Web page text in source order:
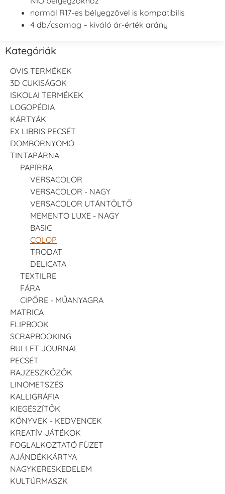
normál R17-es bélyegzővel is kompatibilis
4 db/csomag – kiváló ár-érték arány
Kategóriák
OVIS TERMÉKEK
3D CUKISÁGOK
ISKOLAI TERMÉKEK
LOGOPÉDIA
KÁRTYÁK
EX LIBRIS PECSÉT
DOMBORNYOMÓ
TINTAPÁRNA
PAPÍRRA
VERSACOLOR
VERSACOLOR - NAGY
VERSACOLOR UTÁNTÖLTŐ
MEMENTO LUXE - NAGY
BASIC
COLOP
TRODAT
DELICATA
TEXTILRE
FÁRA
CIPŐRE - MŰANYAGRA
MATRICA
FLIPBOOK
SCRAPBOOKING
BULLET JOURNAL
PECSÉT
RAJZESZKÖZÖK
LINÓMETSZÉS
KALLIGRÁFIA
KIEGÉSZÍTŐK
KÖNYVEK - KEDVENCEK
KREATÍV JÁTÉKOK
FOGLALKOZTATÓ FÜZET
AJÁNDÉKKÁRTYA
NAGYKERESKEDELEM
KULTÚRMASZK